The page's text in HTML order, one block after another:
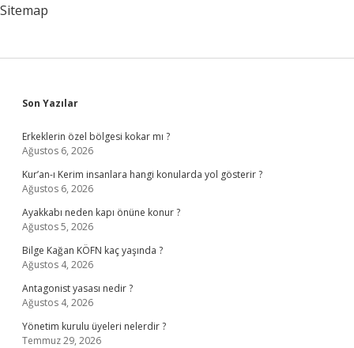
Sitemap
Sidebar
Son Yazılar
Erkeklerin özel bölgesi kokar mı ?
Ağustos 6, 2026
Kur’an-ı Kerim insanlara hangi konularda yol gösterir ?
Ağustos 6, 2026
Ayakkabı neden kapı önüne konur ?
Ağustos 5, 2026
Bilge Kağan KÖFN kaç yaşında ?
Ağustos 4, 2026
Antagonist yasası nedir ?
Ağustos 4, 2026
Yönetim kurulu üyeleri nelerdir ?
Temmuz 29, 2026